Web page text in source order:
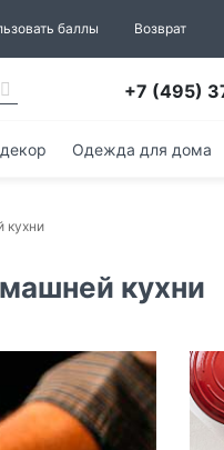
баллы Возврат
+7 (495)
Одежда для дома
кухни
кухни